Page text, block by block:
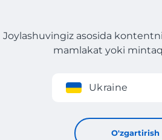
Roʻyxatdan oʻtish
Joylashuvingiz asosida
mamlakat yoki
Ukraine
O'zgartirish
Chanel